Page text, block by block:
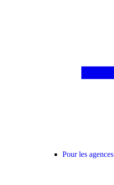
Pour les agences